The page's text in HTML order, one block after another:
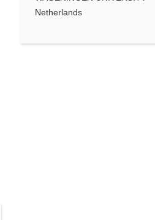
Netherlands